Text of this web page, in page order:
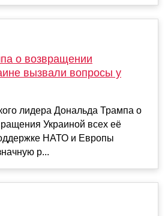
о возвращении
вызвали вопросы у
лидера Дональда Трампа о
Украиной всех её
НАТО и Европы
р...